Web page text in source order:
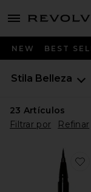
menu - shows more
NEW BEST
Stila Belleza
23 Artículos
Filtrar por
Refinar